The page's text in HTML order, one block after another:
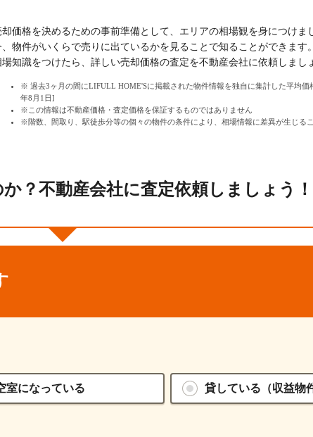
却価格を決めるための事前準備として、エリアの相場観を身につけま
、物件がいくらで売りに出ているかを見ることで知ることができます。
場知識をつけたら、詳しい売却価格の査定を不動産会社に依頼しまし
過去3ヶ月の間にLIFULL HOME'Sに掲載された物件情報を独自に集計した平均価
年8月1日]
この情報は不動産価格・査定価格を保証するものではありません
階数、間取り、駅徒歩分等の個々の物件の条件により、相場情報に差異が生じる
？不動産会社に査定依頼しましょう！
室になっている 貸している（収益物